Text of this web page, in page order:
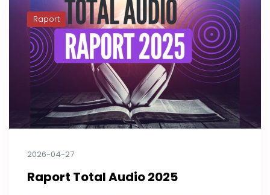
Raport
2026-04-27
Raport Total Audio 2025